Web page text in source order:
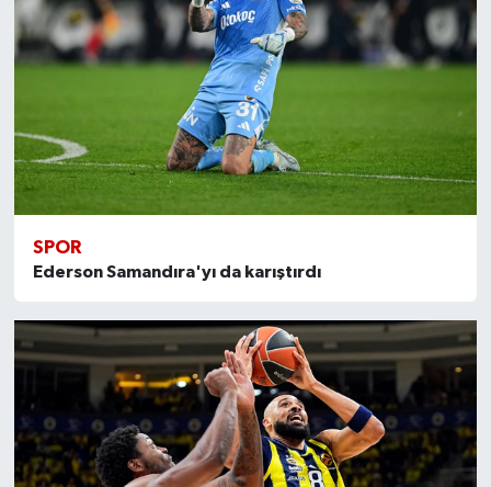
SPOR
Ederson Samandıra'yı da karıştırdı